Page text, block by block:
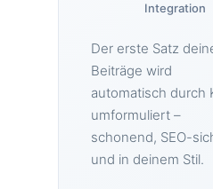
Integration
Der erste Satz
Beiträge wird
automatisch durch
umformuliert –
schonend, SEO-
und in deinem Stil.